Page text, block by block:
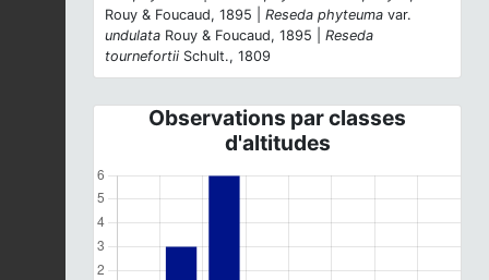
Rouy & Foucaud, 1895 | Reseda phyteuma var.
undulata Rouy & Foucaud, 1895 | Reseda
tournefortii Schult., 1809
Observations par classes
d'altitudes